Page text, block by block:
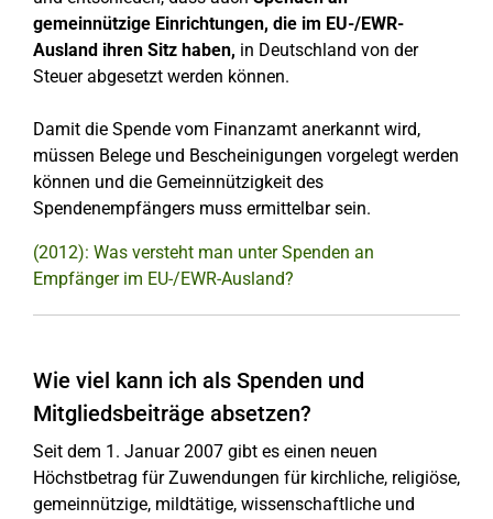
gemeinnützige Einrichtungen, die im EU-/EWR-
Ausland ihren Sitz haben, in Deutschland von der
Steuer abgesetzt werden können.
Damit die Spende vom Finanzamt anerkannt wird,
müssen Belege und Bescheinigungen vorgelegt werden
können und die Gemeinnützigkeit des
Spendenempfängers muss ermittelbar sein.
(2012): Was versteht man unter Spenden an
Empfänger im EU-/EWR-Ausland?
Wie viel kann ich als Spenden und
Mitgliedsbeiträge absetzen?
Seit dem 1. Januar 2007 gibt es einen neuen
Höchstbetrag für Zuwendungen für kirchliche, religiöse,
gemeinnützige, mildtätige, wissenschaftliche und